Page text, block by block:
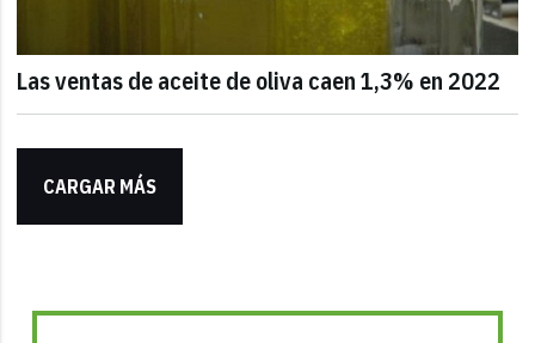
Las ventas de aceite de oliva caen 1,3% en 2022
CARGAR MÁS